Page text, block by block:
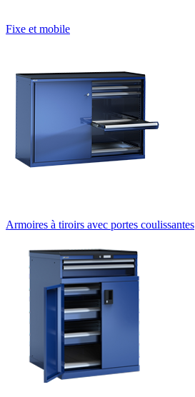
Fixe et mobile
Armoires à tiroirs avec portes coulissantes